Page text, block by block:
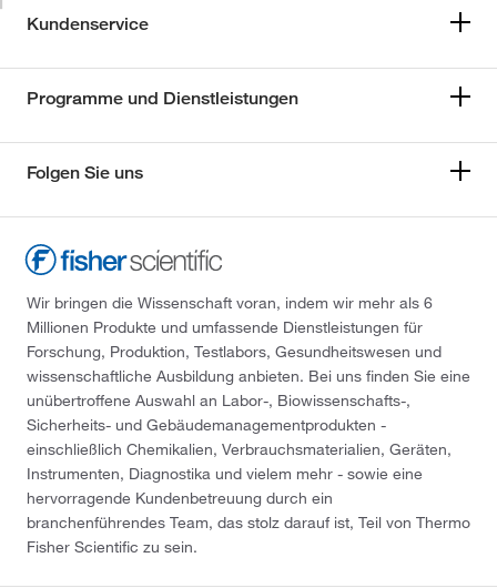
Kundenservice
Programme und Dienstleistungen
Folgen Sie uns
Wir bringen die Wissenschaft voran, indem wir mehr als 6
Millionen Produkte und umfassende Dienstleistungen für
Forschung, Produktion, Testlabors, Gesundheitswesen und
wissenschaftliche Ausbildung anbieten. Bei uns finden Sie eine
unübertroffene Auswahl an Labor-, Biowissenschafts-,
Sicherheits- und Gebäudemanagementprodukten -
einschließlich Chemikalien, Verbrauchsmaterialien, Geräten,
Instrumenten, Diagnostika und vielem mehr - sowie eine
hervorragende Kundenbetreuung durch ein
branchenführendes Team, das stolz darauf ist, Teil von Thermo
Fisher Scientific zu sein.